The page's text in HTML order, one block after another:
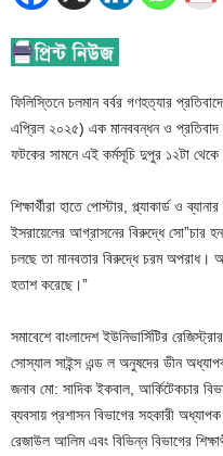
ফিলিস্তিনে চলমান বর্বর গণহত্যার
এপ্রিল ২০২৫) এক মানববন্ধন ও প্রতিবাদ
ফটকের সামনে এই কর্মসূচি দুপুর ১২টা থেকে
শিক্ষার্থীরা হাতে পোস্টার, প্ল্যাকার্ড ও
ইসরায়েলের আগ্রাসনের বিরুদ্ধে সো”চার
চলছে তা মানবতার বিরুদ্ধে চরম অপরাধ।
হতাশ করেছে।”
সমাবেশে বাংলাদেশ ইউনিভার্সিটির
সোস্যাল সাইন্স এন্ড ল অনুষদের ডীন
জনাব মো: সাদিক ইকবাল, আর্কিটেকচার
ব্যবসায় প্রশাসন বিভাগের সহকারী
রেজাউল আলিম এবং বিভিন্ন বিভাগের